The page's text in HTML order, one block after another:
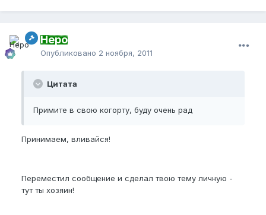
Неро
Опубликовано 2 ноября, 2011
Цитата
Примите в свою когорту, буду очень рад
Принимаем, вливайся!
Переместил сообщение и сделал твою тему личную -
тут ты хозяин!